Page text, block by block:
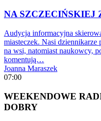
NA SZCZECIŃSKIEJ
Audycja informacyjna
miasteczek. Nasi dziennikarze
na wsi, natomiast naukowcy,
komentują…
Joanna Maraszek
07:00
WEEKENDOWE
DOBRY